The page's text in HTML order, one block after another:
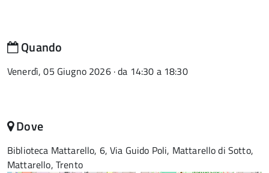
Quando
Venerdì, 05 Giugno 2026 · da 14:30 a 18:30
Dove
Biblioteca Mattarello, 6, Via Guido Poli, Mattarello di Sotto,
Mattarello, Trento